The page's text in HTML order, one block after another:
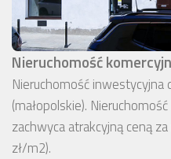
Nieruchomość
Nieruchomość inwestycyjna
(małopolskie).
zachwyca atrakcyjną ceną
zł/m2).